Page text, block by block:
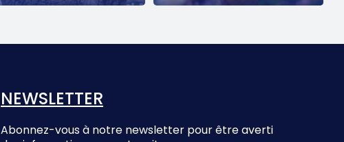
NEWSLETTER
Abonnez-vous à notre newsletter pour être averti